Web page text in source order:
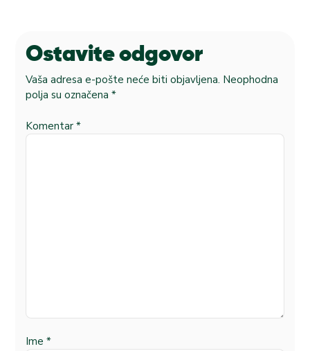
Ostavite odgovor
Vaša adresa e-pošte neće biti objavljena. Neophodna
polja su označena *
Komentar *
Ime *